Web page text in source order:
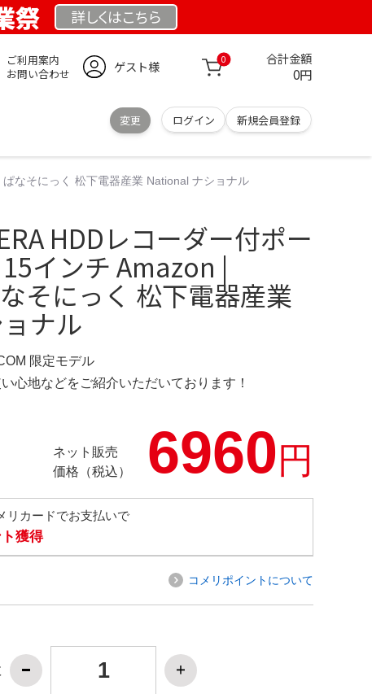
祭 詳しくはこちら
ご利用案内
お問い合わせ
ゲスト様 0 合計金額
0円
変更 ログイン 新規会員登録
なそにっく 松下電器産業 National ナショナル
HDDレコーダー付ポー
インチ Amazon |
そにっく 松下電器産業
ナル
限定モデル
心地などをご紹介いただいております！
ネット販売
価格（税込）
6960円
リカードでお支払いで
獲得
コメリポイントについて